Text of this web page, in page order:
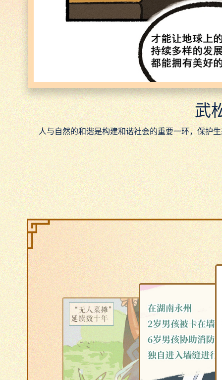
武
人与自然的和谐是构建和谐社会的重要一环，保护